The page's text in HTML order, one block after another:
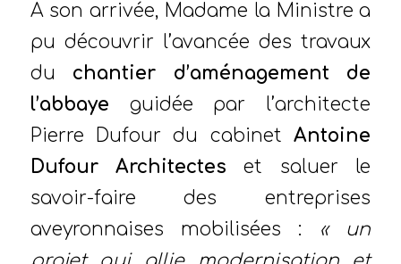
A son arrivée, Madame la Ministre a
pu découvrir l’avancée des travaux
du chantier d’aménagement de
l’abbaye guidée par l’architecte
Pierre Dufour du cabinetAntoine
Dufour Architectes et saluer le
savoir-faire des entreprises
aveyronnaises mobilisées : « un